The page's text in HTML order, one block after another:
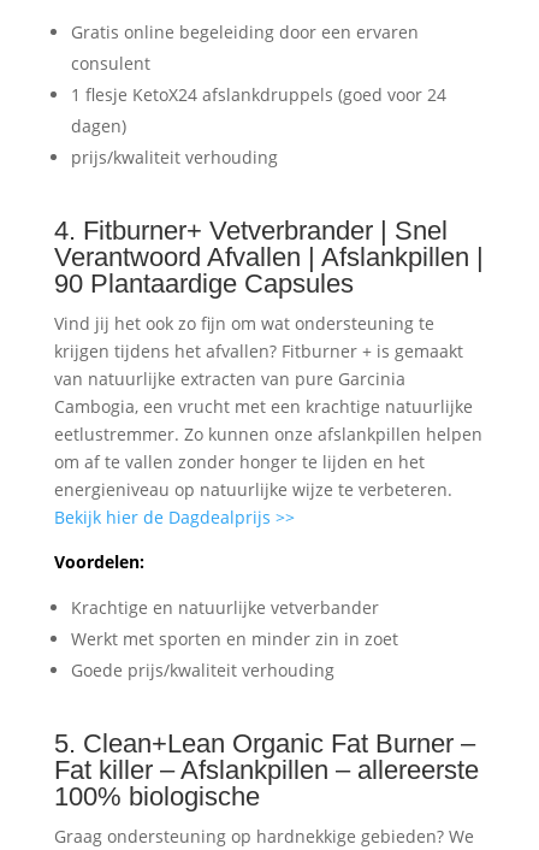
Gratis online begeleiding door een ervaren
consulent
1 flesje KetoX24 afslankdruppels (goed voor 24
dagen)
prijs/kwaliteit verhouding
4. Fitburner+ Vetverbrander | Snel
Verantwoord Afvallen | Afslankpillen |
90 Plantaardige Capsules
Vind jij het ook zo fijn om wat ondersteuning te
krijgen tijdens het afvallen? Fitburner + is gemaakt
van natuurlijke extracten van pure Garcinia
Cambogia, een vrucht met een krachtige natuurlijke
eetlustremmer. Zo kunnen onze afslankpillen helpen
om af te vallen zonder honger te lijden en het
energieniveau op natuurlijke wijze te verbeteren.
Bekijk hier de Dagdealprijs >>
Voordelen:
Krachtige en natuurlijke vetverbander
Werkt met sporten en minder zin in zoet
Goede prijs/kwaliteit verhouding
5. Clean+Lean Organic Fat Burner –
Fat killer – Afslankpillen – allereerste
100% biologische
Graag ondersteuning op hardnekkige gebieden? We